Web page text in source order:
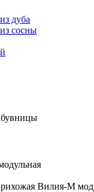
дуба
сосны
Вилия-М